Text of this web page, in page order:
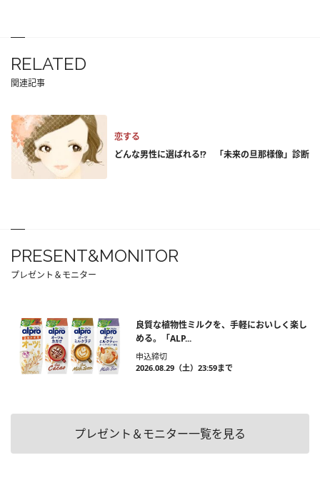
RELATED
関連記事
恋する
どんな男性に選ばれる!? 「未来の旦那様像」診断
PRESENT&MONITOR
プレゼント＆モニター
良質な植物性ミルクを、手軽においしく楽し
める。「ALP...
申込締切
2026.08.29（土）23:59まで
プレゼント＆モニター一覧を見る